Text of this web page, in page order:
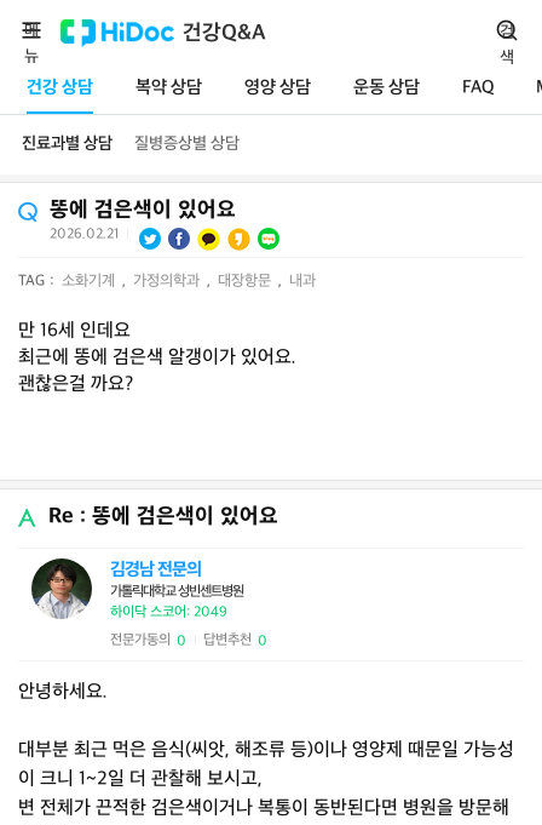
건강Q&A
건강 상담 복약 상담 영양 상담 운동 상담 FAQ
메
뉴
검
색
진료과별 상담 질병증상별 상담
똥에 검은색이 있어요
2026.02.21
TAG : 소화기계 , 가정의학과 , 대장항문 , 내과
만 16세 인데요
최근에 똥에 검은색 알갱이가 있어요.
괜찮은걸 까요?
Re : 똥에 검은색이 있어요
김경남 전문의
가톨릭대학교 성빈센트병원
하이닥 스코어: 2049
전문가동의 0 답변추천 0
안녕하세요.
대부분 최근 먹은 음식(씨앗, 해조류 등)이나 영양제 때문일 가능성
이 크니 1~2일 더 관찰해 보시고,
변 전체가 끈적한 검은색이거나 복통이 동반된다면 병원을 방문해